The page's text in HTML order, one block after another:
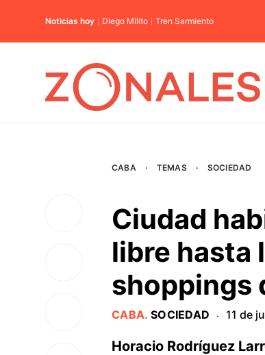
Noticias hoy Diego Milito Tren Sarmiento
CABA · TEMAS · SOCIEDAD
Ciudad
libre hasta
shoppings
CABA. SOCIEDAD · 11 de
Horacio Rodríguez